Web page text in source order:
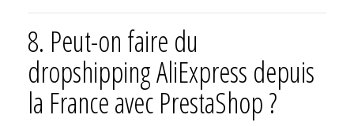
8. Peut-on faire du
dropshipping AliExpress depuis
la France avec PrestaShop ?